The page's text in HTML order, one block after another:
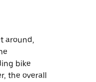
around,
bike
the overall